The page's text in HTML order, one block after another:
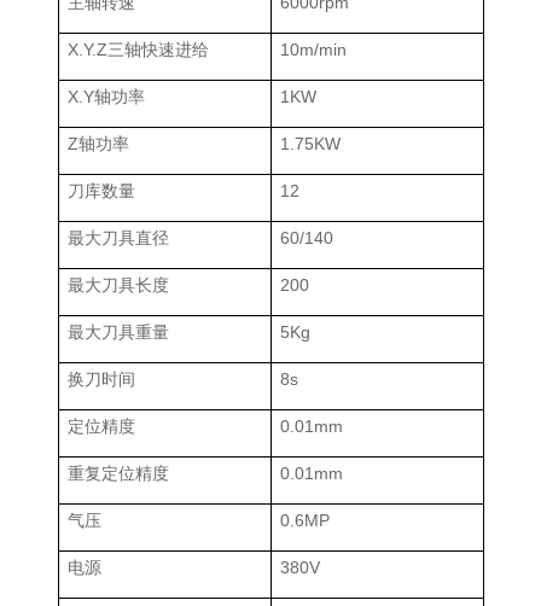
X.Y.Z三轴快速进给 10m/min
X.Y轴功率 1KW
Z轴功率 1.75KW
刀库数量 12
最大刀具直径 60/140
最大刀具长度 200
最大刀具重量 5Kg
换刀时间 8s
定位精度 0.01mm
重复定位精度 0.01mm
气压 0.6MP
电源 380V